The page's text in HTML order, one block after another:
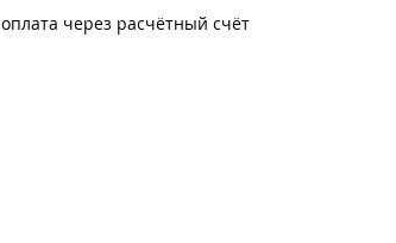
оплата через расчётный счёт